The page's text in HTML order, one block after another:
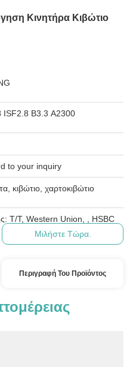
Κινητήρα Κιβώτιο
ISF2.8 Β3.3 Α2300
to your inquiry
κιβώτιο, χαρτοκιβώτιο
T/T, Western Union, , HSBC
Μιλήστε Τώρα.
Περιγραφή Του Προϊόντος